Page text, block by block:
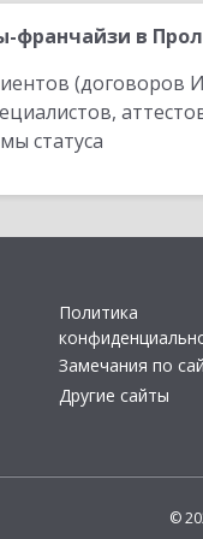
в
статуса
Политика
Замечания по
Другие сайты
©